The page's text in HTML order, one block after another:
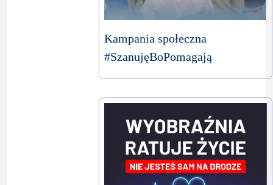
Kampania społeczna
#SzanujęBoPomagają